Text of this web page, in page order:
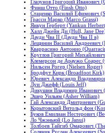
Глазунов Григорий Иванович
Финш Отто (Finsh Otto)
Стаценко Василий Ефимович
Грасси Марко (Marco Grassi)
Янкун Герберт (Yankun
Халл Джейн Ди (Hull, Jane
Дауди Чва II (Дауди Чва II в)
Лещинин Василий Андреевич
Кваррасино Антонио
Круглов Григорий
Клемерсон де Араужо Соарес
Нильсен Рогер (Nielsen Roger)
Бродфут Кирк (Broadfoot Kirk)
Юревич Александр
Луи Джефф (Louis Jeff)
Дикушин Владимир
Эшер Уильям (Asher William)
Гай Александр Дмитриевич
Корытовский Витольд фон
Буков Емилиан Нестерович
Ло Чжэньюй (Lo Janui)
Толбоев Тайгиб Омарович
Соляник Руслан Алексеевич